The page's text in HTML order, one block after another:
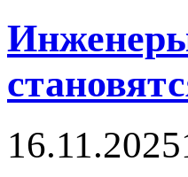
16.11.2025